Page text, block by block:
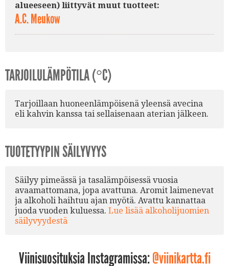
alueeseen) liittyvät muut tuotteet:
A.C. Meukow
TARJOILULÄMPÖTILA (°C)
Tarjoillaan huoneenlämpöisenä yleensä avecina
eli kahvin kanssa tai sellaisenaan aterian jälkeen.
TUOTETYYPIN SÄILYVYYS
Säilyy pimeässä ja tasalämpöisessä vuosia
avaamattomana, jopa avattuna. Aromit laimenevat
ja alkoholi haihtuu ajan myötä. Avattu kannattaa
juoda vuoden kuluessa. Lue lisää alkoholijuomien
säilyvyydestä
Viinisuosituksia Instagramissa:@viinikartta.fi